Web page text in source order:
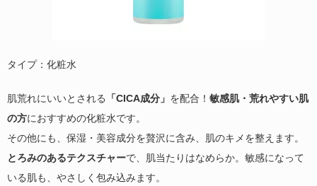
タイプ：化粧水
肌荒れにいいとされる 「CICA成分」 を配合！ 敏感肌・荒れやすい肌
の方におすすめの化粧水です。
その他にも、保湿・美容成分を贅沢に含み、肌のキメを整えます。
とろみのあるテクスチャーで、肌当たりはなめらか。敏感になって
いる肌も、やさしく包み込みます。